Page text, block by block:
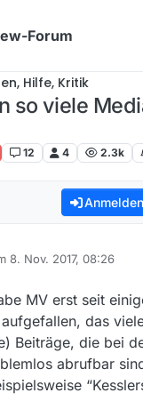
Forum
Hilfe, Kritik
so viele
12 4 2.3k
8. Nov. 2017, 08:26
von
MV erst seit
das
Beiträge, die bei
abrufbar